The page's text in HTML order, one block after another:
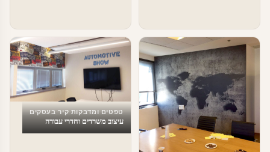
טפטים ומדבקות קיר בעסקים
עיצוב משרדים וחדרי עבודה